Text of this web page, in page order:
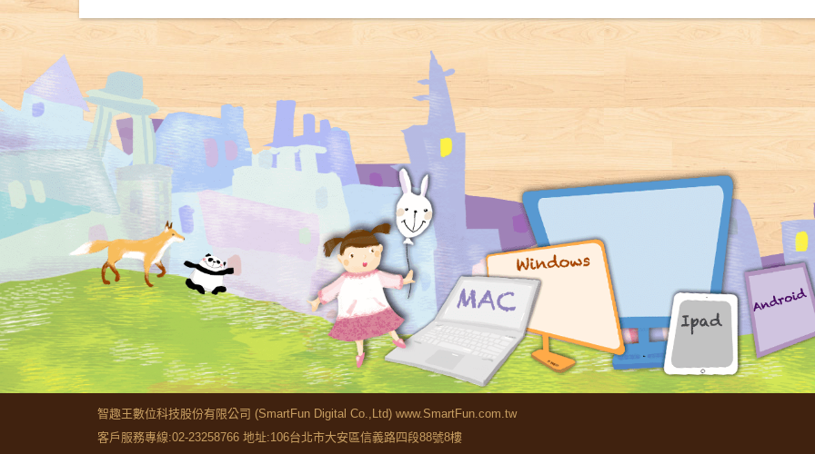
智趣王數位科技股份有限公司 (SmartFun Digital Co.,Ltd) www.SmartFun.com.tw
客戶服務專線:02-23258766 地址:106台北市大安區信義路四段88號8樓